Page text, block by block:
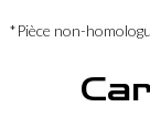
*Pièce non-